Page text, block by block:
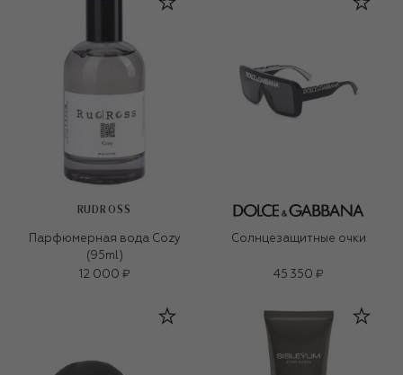
RUDROSS
Парфюмерная вода Cozy
(95ml)
12 000 ₽
Солнцезащитные очки
45 350 ₽